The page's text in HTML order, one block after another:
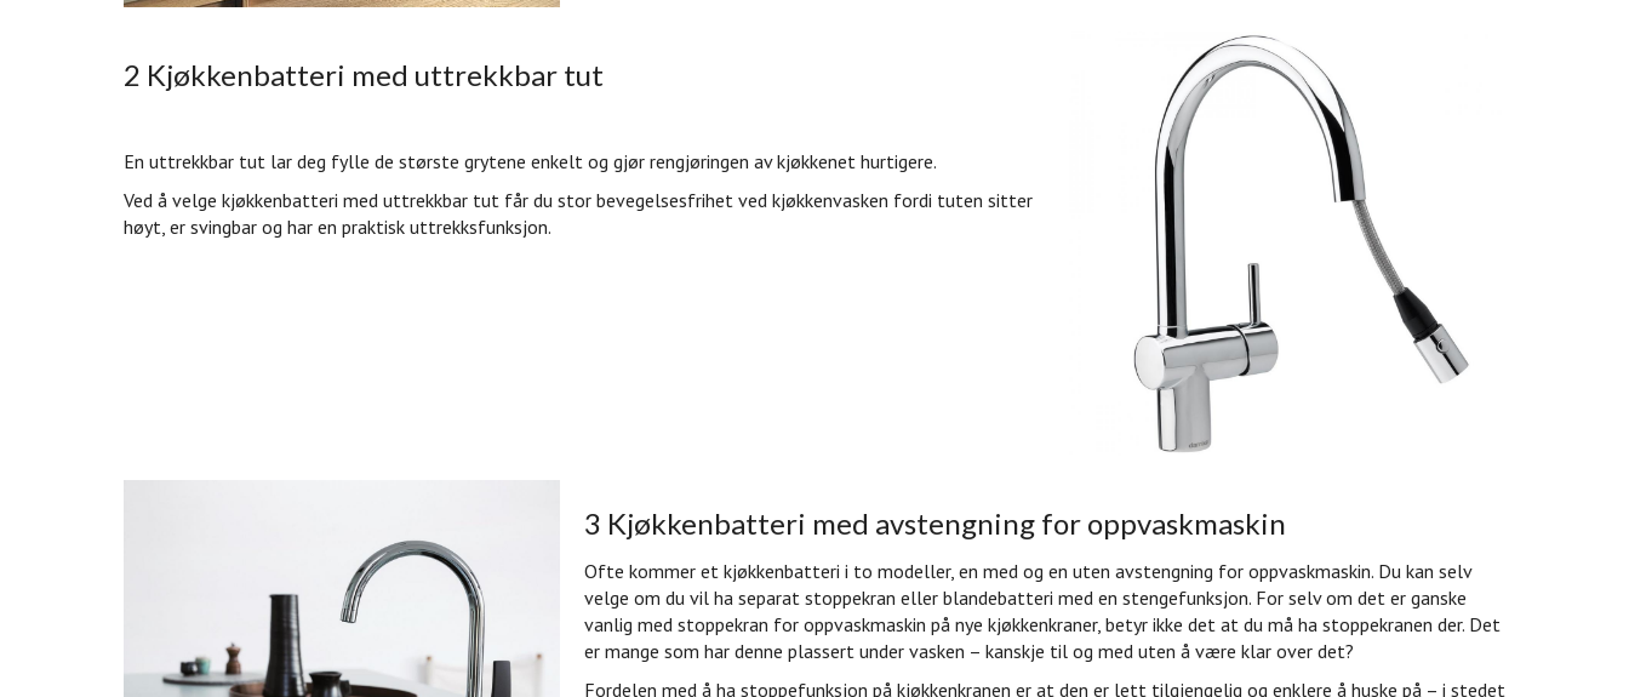
2 Kjøkkenbatteri med uttrekkbar tut
En uttrekkbar tut lar deg fylle de største grytene enkelt og gjør rengjøringen av kjøkkenet hurtigere.
Ved å velge kjøkkenbatteri med uttrekkbar tut får du stor bevegelsesfrihet ved kjøkkenvasken fordi tuten sitter
høyt, er svingbar og har en praktisk uttrekksfunksjon.
3 Kjøkkenbatteri med avstengning for oppvaskmaskin
Ofte kommer et kjøkkenbatteri i to modeller, en med og en uten avstengning for oppvaskmaskin. Du kan selv
velge om du vil ha separat stoppekran eller blandebatteri med en stengefunksjon. For selv om det er ganske
vanlig med stoppekran for oppvaskmaskin på nye kjøkkenkraner, betyr ikke det at du må ha stoppekranen der. Det
er mange som har denne plassert under vasken – kanskje til og med uten å være klar over det?
Fordelen med å ha stoppefunksjon på kjøkkenkranen er at den er lett tilgjengelig og enklere å huske på – i stedet